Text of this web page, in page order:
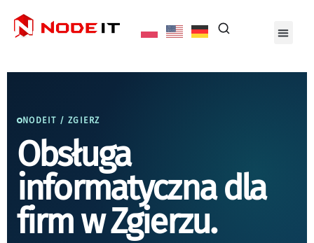
NODEIT / ZGIERZ
Obsługa
informatyczna dla
firm w Zgierzu.